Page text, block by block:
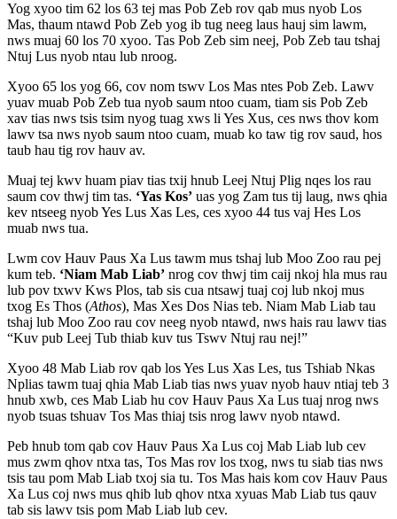
Yog xyoo tim 62 los 63 tej mas Pob Zeb rov qab mus nyob Los
Mas, thaum ntawd Pob Zeb yog ib tug neeg laus hauj sim lawm,
nws muaj 60 los 70 xyoo. Tas Pob Zeb sim neej, Pob Zeb tau tshaj
Ntuj Lus nyob ntau lub nroog.
Xyoo 65 los yog 66, cov nom tswv Los Mas ntes Pob Zeb. Lawv
yuav muab Pob Zeb tua nyob saum ntoo cuam, tiam sis Pob Zeb
xav tias nws tsis tsim nyog tuag xws li Yes Xus, ces nws thov kom
lawv tsa nws nyob saum ntoo cuam, muab ko taw tig rov saud, hos
taub hau tig rov hauv av.
Muaj tej kwv huam piav tias txij hnub Leej Ntuj Plig nqes los rau
saum cov thwj tim tas. ‘Yas Kos’ uas yog Zam tus tij laug, nws qhia
kev ntseeg nyob Yes Lus Xas Les, ces xyoo 44 tus vaj Hes Los
muab nws tua.
Lwm cov Hauv Paus Xa Lus tawm mus tshaj lub Moo Zoo rau pej
kum teb. ‘Niam Mab Liab’ nrog cov thwj tim caij nkoj hla mus rau
lub pov txwv Kws Plos, tab sis cua ntsawj tuaj coj lub nkoj mus
txog Es Thos (Athos), Mas Xes Dos Nias teb. Niam Mab Liab tau
tshaj lub Moo Zoo rau cov neeg nyob ntawd, nws hais rau lawv tias
“Kuv pub Leej Tub thiab kuv tus Tswv Ntuj rau nej!”
Xyoo 48 Mab Liab rov qab los Yes Lus Xas Les, tus Tshiab Nkas
Nplias tawm tuaj qhia Mab Liab tias nws yuav nyob hauv ntiaj teb 3
hnub xwb, ces Mab Liab hu cov Hauv Paus Xa Lus tuaj nrog nws
nyob tsuas tshuav Tos Mas thiaj tsis nrog lawv nyob ntawd.
Peb hnub tom qab cov Hauv Paus Xa Lus coj Mab Liab lub cev
mus zwm qhov ntxa tas, Tos Mas rov los txog, nws tu siab tias nws
tsis tau pom Mab Liab txoj sia tu. Tos Mas hais kom cov Hauv Paus
Xa Lus coj nws mus qhib lub qhov ntxa xyuas Mab Liab tus qauv
tab sis lawv tsis pom Mab Liab lub cev.